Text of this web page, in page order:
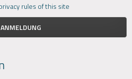
rules of this site